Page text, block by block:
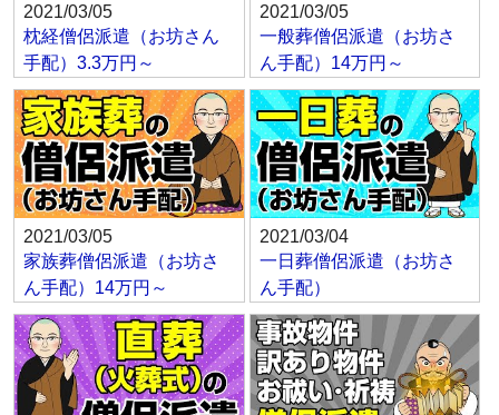
2021/03/05
枕経僧侶派遣（お坊さん
手配）3.3万円～
2021/03/05
一般葬僧侶派遣（お坊さ
ん手配）14万円～
2021/03/05
家族葬僧侶派遣（お坊さ
ん手配）14万円～
2021/03/04
一日葬僧侶派遣（お坊さ
ん手配）